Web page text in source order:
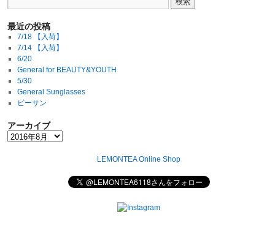
最近の投稿
7/18 【入荷】
7/14 【入荷】
6/20
General for BEAUTY&YOUTH
5/30
General Sunglasses
ビーサン
アーカイブ
LEMONTEA Online Shop